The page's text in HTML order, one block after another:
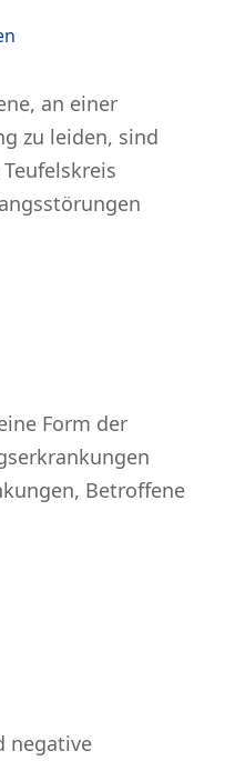
an einer
zu leiden, sind
Form der
Betroffene
negative